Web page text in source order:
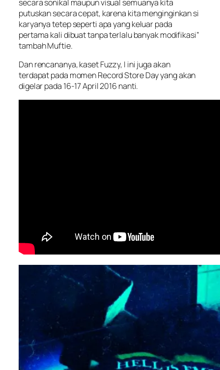
secara sonikal maupun visual semuanya kita
putuskan secara cepat, karena kita menginginkan si
karyanya tetep seperti apa yang keluar pada
pertama kali dibuat tanpa terlalu banyak modifikasi”
tambah Muftie.
Dan rencananya, kaset Fuzzy, I ini juga akan
terdapat pada momen Record Store Day yang akan
digelar pada 16-17 April 2016 nanti.